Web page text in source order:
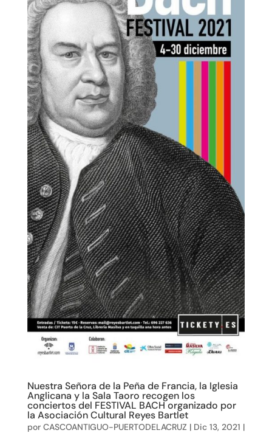
Nuestra Señora de la Peña de Francia, la Iglesia
Anglicana y la Sala Taoro recogen los
conciertos del FESTIVAL BACH organizado por
la Asociación Cultural Reyes Bartlet
por CASCOANTIGUO-PUERTODELACRUZ | Dic 13, 2021 |